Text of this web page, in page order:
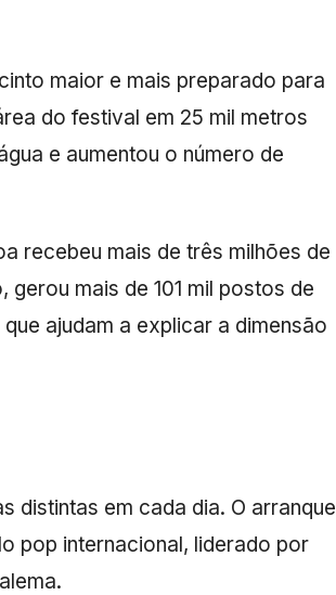
maior e mais preparado para
do festival em 25 mil metros
e aumentou o número de
recebeu mais de três milhões de
mais de 101 mil postos de
ajudam a explicar a dimensão
distintas em cada dia. O arranque
pop internacional, liderado por